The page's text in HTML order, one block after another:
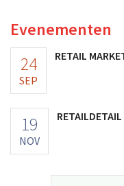
Evenementen
24
SEP
RETAIL
19
NOV